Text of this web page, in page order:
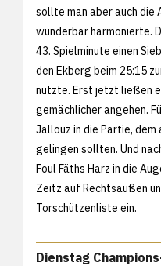
sollte man aber auch die
wunderbar harmonierte.
43. Spielminute einen
den Ekberg beim 25:15
nutzte. Erst jetzt ließen
gemächlicher angehen.
Jallouz in die Partie,
gelingen sollten. Und
Foul Fäths Harz in die
Zeitz auf Rechtsaußen
Torschützenliste ein.
Dienstag